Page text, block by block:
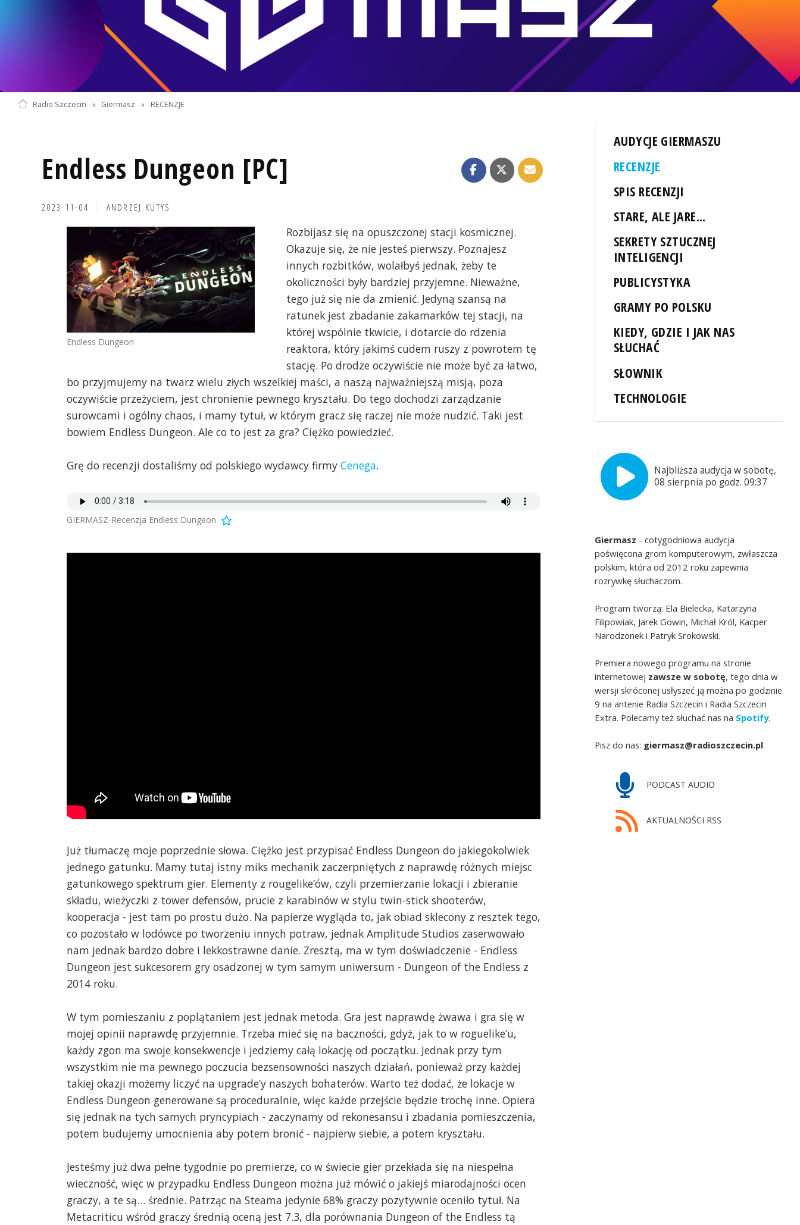
Radio Szczecin » Giermasz » RECENZJE
Endless Dungeon [PC]
2023-11-04 ANDRZEJ KUTYS
Endless Dungeon
Rozbijasz się na opuszczonej stacji kosmicznej.
Okazuje się, że nie jesteś pierwszy. Poznajesz
innych rozbitków, wolałbyś jednak, żeby te
okoliczności były bardziej przyjemne. Nieważne,
tego już się nie da zmienić. Jedyną szansą na
ratunek jest zbadanie zakamarków tej stacji, na
której wspólnie tkwicie, i dotarcie do rdzenia
reaktora, który jakimś cudem ruszy z powrotem tę
stację. Po drodze oczywiście nie może być za łatwo,
bo przyjmujemy na twarz wielu złych wszelkiej maści, a naszą najważniejszą misją, poza
oczywiście przeżyciem, jest chronienie pewnego kryształu. Do tego dochodzi zarządzanie
surowcami i ogólny chaos, i mamy tytuł, w którym gracz się raczej nie może nudzić. Taki jest
bowiem Endless Dungeon. Ale co to jest za gra? Ciężko powiedzieć.
Grę do recenzji dostaliśmy od polskiego wydawcy firmy Cenega.
GIERMASZ-Recenzja Endless Dungeon
Już tłumaczę moje poprzednie słowa. Ciężko jest przypisać Endless Dungeon do jakiegokolwiek
jednego gatunku. Mamy tutaj istny miks mechanik zaczerpniętych z naprawdę różnych miejsc
gatunkowego spektrum gier. Elementy z rougelike’ów, czyli przemierzanie lokacji i zbieranie
składu, wieżyczki z tower defensów, prucie z karabinów w stylu twin-stick shooterów,
kooperacja - jest tam po prostu dużo. Na papierze wygląda to, jak obiad sklecony z resztek tego,
co pozostało w lodówce po tworzeniu innych potraw, jednak Amplitude Studios zaserwowało
nam jednak bardzo dobre i lekkostrawne danie. Zresztą, ma w tym doświadczenie - Endless
Dungeon jest sukcesorem gry osadzonej w tym samym uniwersum - Dungeon of the Endless z
2014 roku.
W tym pomieszaniu z poplątaniem jest jednak metoda. Gra jest naprawdę żwawa i gra się w
mojej opinii naprawdę przyjemnie. Trzeba mieć się na baczności, gdyż, jak to w roguelike’u,
każdy zgon ma swoje konsekwencje i jedziemy całą lokację od początku. Jednak przy tym
wszystkim nie ma pewnego poczucia bezsensowności naszych działań, ponieważ przy każdej
takiej okazji możemy liczyć na upgrade’y naszych bohaterów. Warto też dodać, że lokacje w
Endless Dungeon generowane są proceduralnie, więc każde przejście będzie trochę inne. Opiera
się jednak na tych samych pryncypiach - zaczynamy od rekonesansu i zbadania pomieszczenia,
potem budujemy umocnienia aby potem bronić - najpierw siebie, a potem kryształu.
Jesteśmy już dwa pełne tygodnie po premierze, co w świecie gier przekłada się na niespełna
wieczność, więc w przypadku Endless Dungeon można już mówić o jakiejś miarodajności ocen
graczy, a te są… średnie. Patrząc na Steama jedynie 68% graczy pozytywnie oceniło tytuł. Na
Metacriticu wśród graczy średnią oceną jest 7.3, dla porównania Dungeon of the Endless tą
AUDYCJE GIERMASZU
RECENZJE
SPIS RECENZJI
STARE, ALE JARE...
SEKRETY SZTUCZNEJ
INTELIGENCJI
PUBLICYSTYKA
GRAMY PO POLSKU
KIEDY, GDZIE I JAK NAS
SŁUCHAĆ
SŁOWNIK
TECHNOLOGIE
Najbliższa audycja w sobotę,
08 sierpnia po godz. 09:37
Giermasz - cotygodniowa audycja
poświęcona grom komputerowym, zwłaszcza
polskim, która od 2012 roku zapewnia
rozrywkę słuchaczom.
Program tworzą: Ela Bielecka, Katarzyna
Filipowiak, Jarek Gowin, Michał Król, Kacper
Narodzonek i Patryk Srokowski.
Premiera nowego programu na stronie
internetowej zawsze w sobotę, tego dnia w
wersji skróconej usłyszeć ją można po godzinie
9 na antenie Radia Szczecin i Radia Szczecin
Extra. Polecamy też słuchać nas na Spotify.
Pisz do nas: giermasz@radioszczecin.pl
PODCAST AUDIO
AKTUALNOŚCI RSS